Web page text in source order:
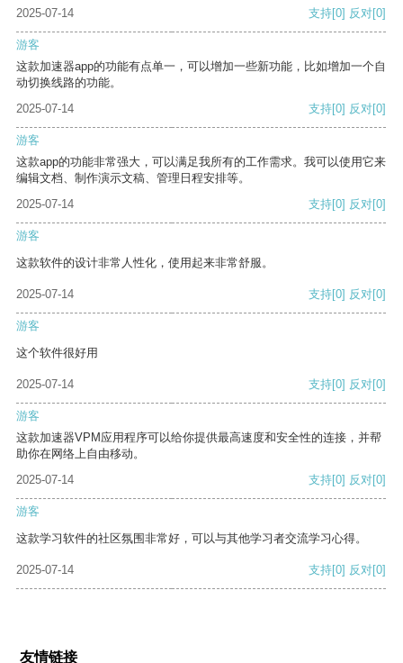
2025-07-14
支持[0] 反对[0]
游客
这款加速器app的功能有点单一，可以增加一些新功能，比如增加一个自
动切换线路的功能。
2025-07-14
支持[0] 反对[0]
游客
这款app的功能非常强大，可以满足我所有的工作需求。我可以使用它来
编辑文档、制作演示文稿、管理日程安排等。
2025-07-14
支持[0] 反对[0]
游客
这款软件的设计非常人性化，使用起来非常舒服。
2025-07-14 支持[0] 反对[0]
游客
这个软件很好用
2025-07-14 支持[0] 反对[0]
游客
这款加速器VPM应用程序可以给你提供最高速度和安全性的连接，并帮
助你在网络上自由移动。
2025-07-14
支持[0] 反对[0]
游客
这款学习软件的社区氛围非常好，可以与其他学习者交流学习心得。
2025-07-14 支持[0] 反对[0]
友情链接